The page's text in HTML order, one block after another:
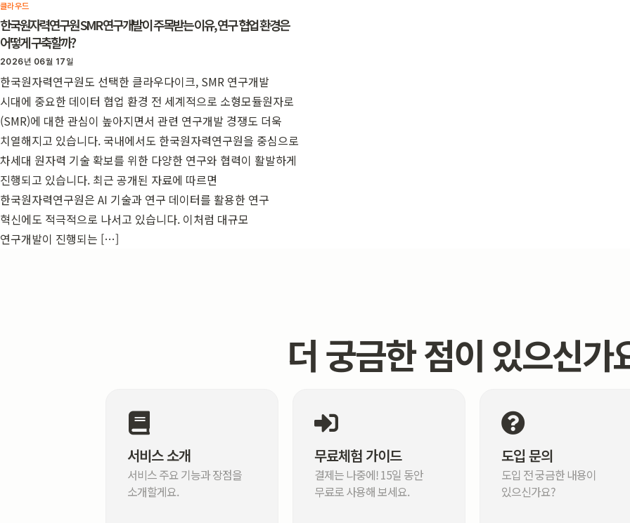
클라우드
한국원자력연구원 SMR 연구개발이 주목받는 이유, 연구 협업 환경은
어떻게 구축할까?
2026년 06월 17일
한국원자력연구원도 선택한 클라우다이크, SMR 연구개발
시대에 중요한 데이터 협업 환경 전 세계적으로 소형모듈원자로
(SMR)에 대한 관심이 높아지면서 관련 연구개발 경쟁도 더욱
치열해지고 있습니다. 국내에서도 한국원자력연구원을 중심으로
차세대 원자력 기술 확보를 위한 다양한 연구와 협력이 활발하게
진행되고 있습니다. 최근 공개된 자료에 따르면
한국원자력연구원은 AI 기술과 연구 데이터를 활용한 연구
혁신에도 적극적으로 나서고 있습니다. 이처럼 대규모
연구개발이 진행되는 […]
더 궁금한 점이 있으신가
서비스 소개
서비스 주요 기능과 장점을
소개할게요.
무료체험 가이드
결제는 나중에! 15일 동안
무료로 사용해 보세요.
도입 문의
도입 전 궁금한 내용이
있으신가요?